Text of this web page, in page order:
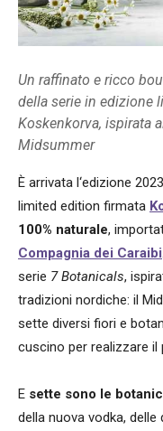
Un raffinato e ricco
della serie in edizione
Koskenkorva, ispirata
Midsummer
È arrivata l‘edizione
limited edition firmata
100% naturale,
Compagnia dei Caraibi
serie 7 Botanicals,
tradizioni nordiche: il
sette diversi fiori e
cuscino per realizzare il
E sette sono le
della nuova vodka,